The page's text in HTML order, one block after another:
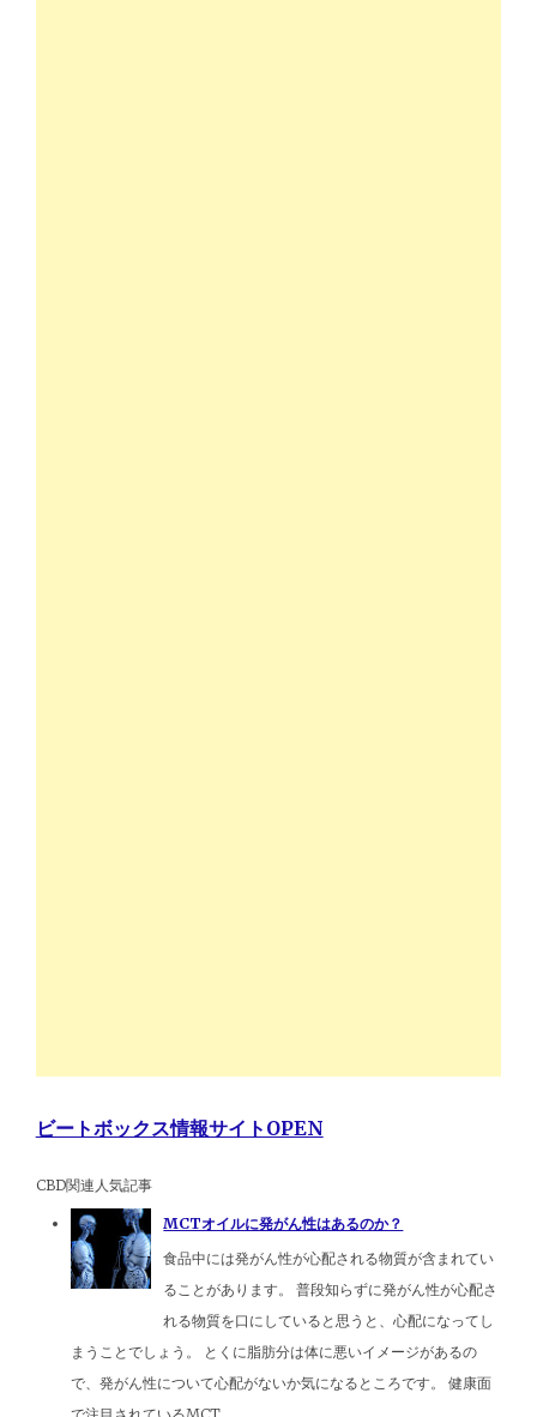
ビートボックス情報サイトOPEN
CBD関連人気記事
MCTオイルに発がん性はあるのか？
食品中には発がん性が心配される物質が含まれてい
ることがあります。 普段知らずに発がん性が心配さ
れる物質を口にしていると思うと、心配になってし
まうことでしょう。 とくに脂肪分は体に悪いイメージがあるの
で、発がん性について心配がないか気になるところです。 健康面